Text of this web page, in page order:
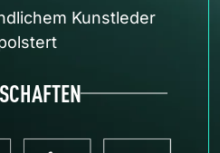
Kunstleder